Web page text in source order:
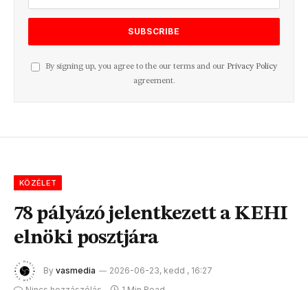
By signing up, you agree to the our terms and our Privacy Policy
agreement.
KÖZÉLET
78 pályázó jelentkezett a KEHI
elnöki posztjára
By vasmedia
2026-06-23, kedd , 16:27